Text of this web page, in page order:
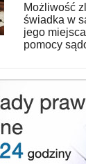
Możliwość
świadka w
jego
pomocy